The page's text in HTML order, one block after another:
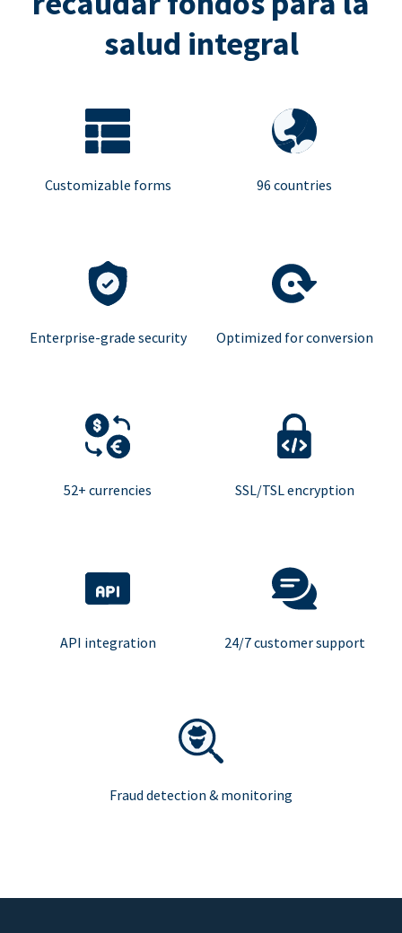
salud integral
Customizable forms 96 countries
Enterprise-grade security Optimized for conversion
52+ currencies SSL/TSL encryption
API integration 24/7 customer support
Fraud detection & monitoring